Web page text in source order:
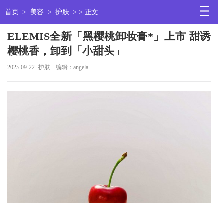
首页 > 美容 > 护肤 > > 正文
ELEMIS全新「黑樱桃卸妆膏*」上市 甜诱
樱桃香，卸到「小甜头」
2025-09-22 护肤 编辑：angela